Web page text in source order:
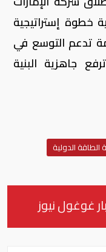
خطوة إستراتيجية
تدعم التوسع في
جاهزية البنية
الطاقة الدولية
غوغول نيوز